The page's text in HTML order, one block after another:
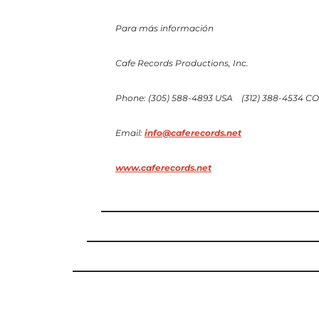
Para más información
Cafe Records Productions, Inc.
Phone: (305) 588-4893 USA (312) 388-4534
Email: info@caferecords.net
www.caferecords.net